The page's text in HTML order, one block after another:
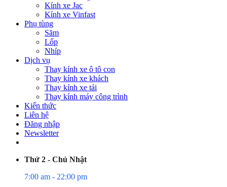
Kính xe Jac
Kính xe Vinfast
Phụ tùng
Săm
Lốp
Nhíp
Dịch vụ
Thay kính xe ô tô con
Thay kính xe khách
Thay kính xe tải
Thay kính máy công trình
Kiến thức
Liên hệ
Đăng nhập
Newsletter
Thứ 2 - Chủ Nhật
7:00 am - 22:00 pm